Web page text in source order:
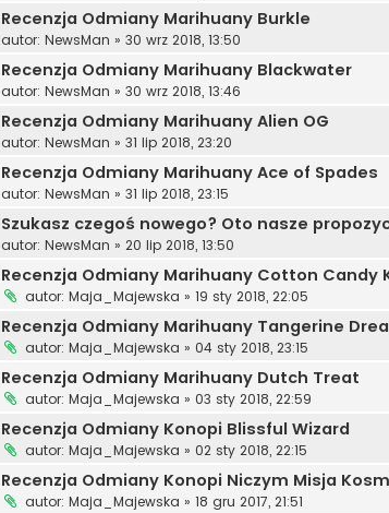
Recenzja Odmiany Marihuany Burkle
autor: NewsMan » 30 wrz 2018, 13:50
Recenzja Odmiany Marihuany Blackwater
autor: NewsMan » 30 wrz 2018, 13:46
Recenzja Odmiany Marihuany Alien OG
autor: NewsMan » 31 lip 2018, 23:20
Recenzja Odmiany Marihuany Ace of Spades
autor: NewsMan » 31 lip 2018, 23:15
Szukasz czegoś nowego? Oto nasze
autor: NewsMan » 20 lip 2018, 13:50
Recenzja Odmiany Marihuany Cotton Candy
autor: Maja_Majewska » 19 sty 2018, 22:05
Recenzja Odmiany Marihuany Tangerine
autor: Maja_Majewska » 04 sty 2018, 23:15
Recenzja Odmiany Marihuany Dutch Treat
autor: Maja_Majewska » 03 sty 2018, 22:59
Recenzja Odmiany Konopi Blissful Wizard
autor: Maja_Majewska » 02 sty 2018, 22:15
Recenzja Odmiany Konopi Niczym Misja
autor: Maja_Majewska » 18 gru 2017, 21:51